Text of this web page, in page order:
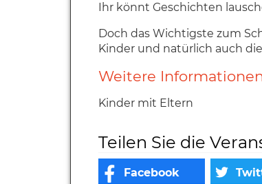
Ihr könnt Geschichten
Doch das Wichtigste zum
Kinder und natürlich auch
Weitere
Kinder mit Eltern
Teilen Sie die